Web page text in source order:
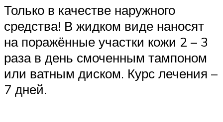
Только в качестве наружного
средства! В жидком виде наносят
на поражённые участки кожи 2 – 3
раза в день смоченным тампоном
или ватным диском. Курс лечения –
7 дней.